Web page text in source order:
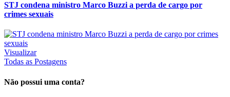
STJ condena ministro Marco Buzzi a perda de cargo por
crimes sexuais
Visualizar
Todas as Postagens
Não possui uma conta?